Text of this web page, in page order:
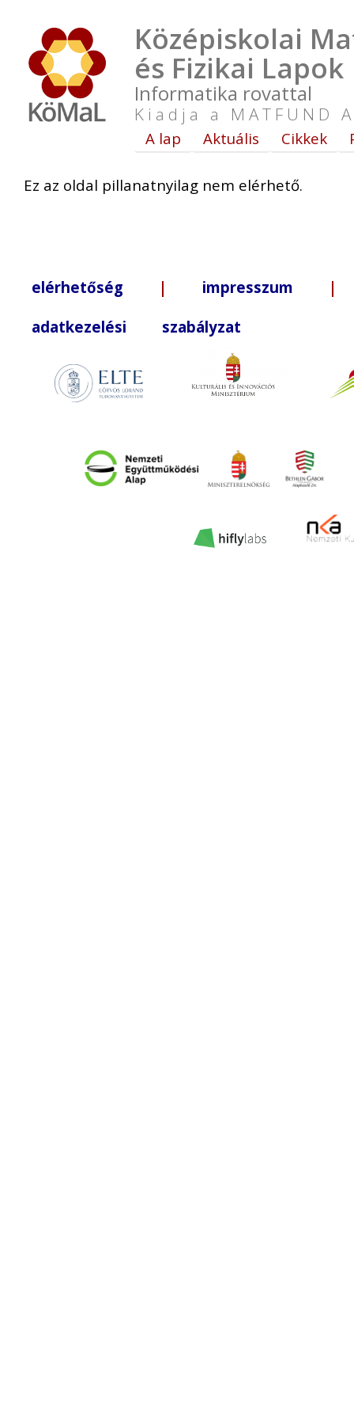
Középiskolai
és Fizikai Lapok
Informatika rovattal
Kiadja a MATFUND
A lap Aktuális Cikkek
Ez az oldal pillanatnyilag nem elérhető.
elérhetőség | impresszum |
adatkezelési szabályzat